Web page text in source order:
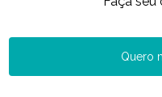
Quero